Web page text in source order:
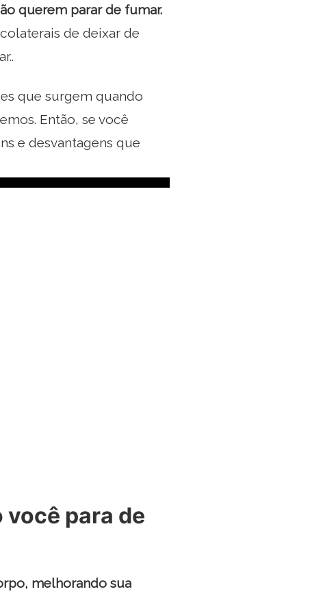
querem parar de fumar.
de deixar de
que surgem quando
Então, se você
e desvantagens que
para de
melhorando sua